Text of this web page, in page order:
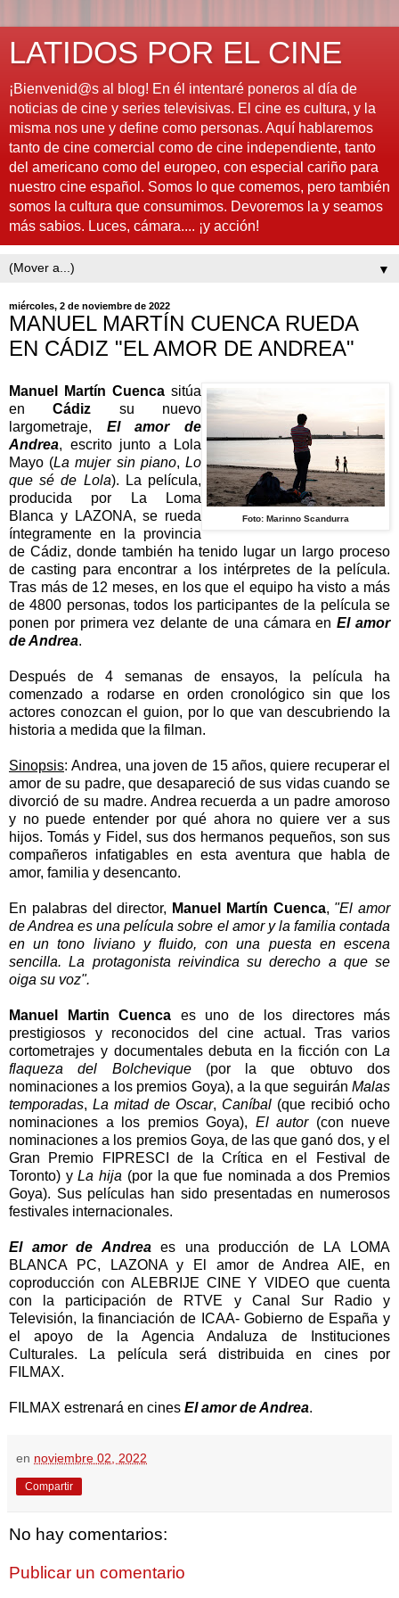
LATIDOS POR EL CINE
¡Bienvenid@s al blog! En él intentaré poneros al día de
noticias de cine y series televisivas. El cine es cultura, y la
misma nos une y define como personas. Aquí hablaremos
tanto de cine comercial como de cine independiente, tanto
del americano como del europeo, con especial cariño para
nuestro cine español. Somos lo que comemos, pero también
somos la cultura que consumimos. Devoremos la y seamos
más sabios. Luces, cámara.... ¡y acción!
▼
miércoles, 2 de noviembre de 2022
MANUEL MARTÍN CUENCA RUEDA
EN CÁDIZ "EL AMOR DE ANDREA"
Foto: Marinno Scandurra
Manuel Martín Cuenca sitúa
enCádiz su nuevo
largometraje, El amor de
Andrea, escrito junto a Lola
Mayo (La mujer sin piano,Lo
que sé de Lola). La película,
producida por La Loma
Blanca y LAZONA, se rueda
íntegramente en la provincia
de Cádiz, donde también ha tenido lugar un largo proceso
de casting para encontrar a los intérpretes de la película.
Tras más de 12 meses, en los que el equipo ha visto a más
de 4800 personas, todos los participantes de la película se
ponen por primera vez delante de una cámara enEl amor
de Andrea.
Después de 4 semanas de ensayos, la película ha
comenzado a rodarse en orden cronológico sin que los
actores conozcan el guion, por lo que van descubriendo la
historia a medida que la filman.
Sinopsis:Andrea, una joven de 15 años, quiere recuperar el
amor de su padre, que desapareció de sus vidas cuando se
divorció de su madre. Andrea recuerda a un padre amoroso
y no puede entender por qué ahora no quiere ver a sus
hijos. Tomás y Fidel, sus dos hermanos pequeños, son sus
compañeros infatigables en esta aventura que habla de
amor, familia y desencanto.
En palabras del director, Manuel Martín Cuenca, "El amor
de Andrea es una película sobre el amor y la familia contada
en un tono liviano y fluido, con una puesta en escena
sencilla. La protagonista reivindica su derecho a que se
oiga su voz".
Manuel Martin Cuenca es uno de los directores más
prestigiosos y reconocidos del cine actual. Tras varios
cortometrajes y documentales debuta en la ficción con La
flaqueza del Bolchevique(por la que obtuvo dos
nominaciones a los premios Goya), a la que seguirán Malas
temporadas, La mitad de Oscar, Caníbal (que recibió ocho
nominaciones a los premios Goya), El autor(con nueve
nominaciones a los premios Goya, de las que ganó dos, y el
Gran Premio FIPRESCI de la Crítica en el Festival de
Toronto) yLa hija (por la que fue nominada a dos Premios
Goya). Sus películas han sido presentadas en numerosos
festivales internacionales.
El amor de Andreaes una producción de LA LOMA
BLANCA PC, LAZONA y El amor de Andrea AIE, en
coproducción con ALEBRIJE CINE Y VIDEO que cuenta
con la participación de RTVE y Canal Sur Radio y
Televisión, la financiación de ICAA- Gobierno de España y
el apoyo de la Agencia Andaluza de Instituciones
Culturales. La película será distribuida en cines por
FILMAX.
FILMAX estrenará en cines El amor de Andrea.
en noviembre 02, 2022
Compartir
No hay comentarios:
Publicar un comentario